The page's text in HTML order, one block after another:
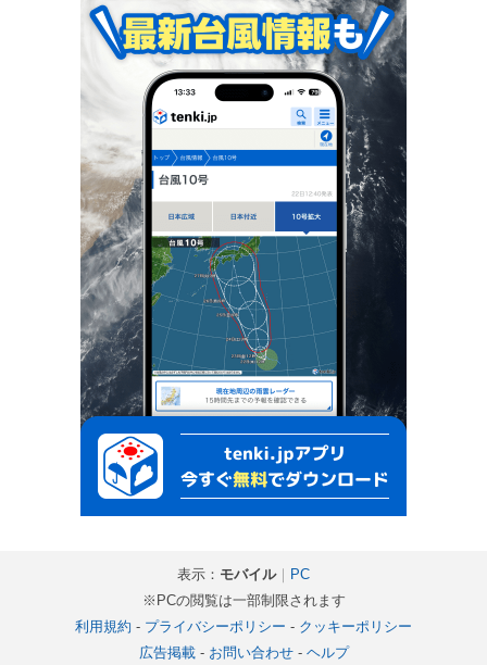
表示： モバイル｜ PC
※PCの閲覧は一部制限されます
利用規約 - プライバシーポリシー - クッキーポリシー
広告掲載- お問い合わせ- ヘルプ